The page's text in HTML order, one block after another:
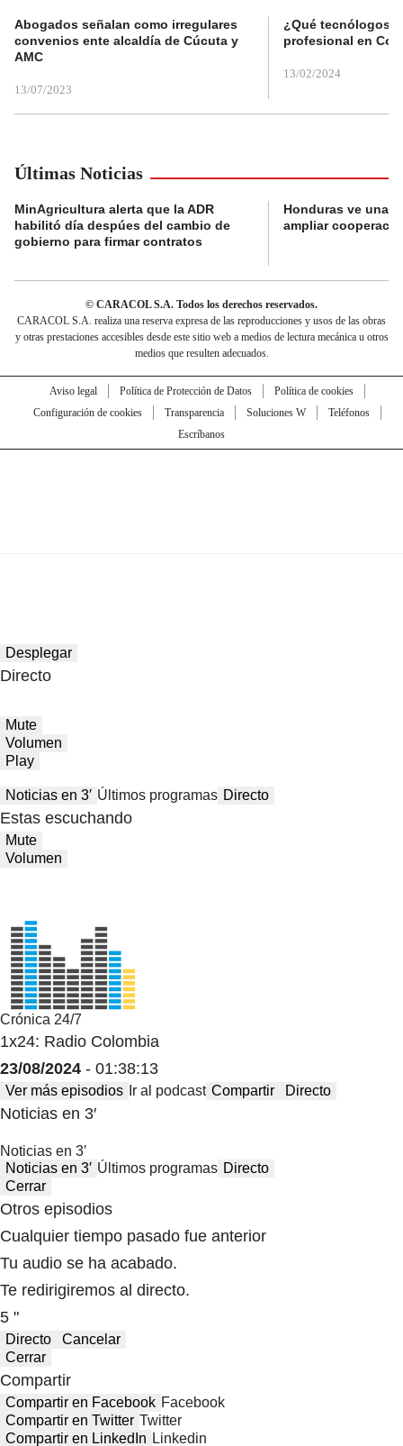
Abogados señalan como irregulares
convenios ente alcaldía de Cúcuta y
AMC
13/07/2023
¿Qué tecnólogos
profesional en
13/02/2024
Últimas Noticias
MinAgricultura alerta que la ADR
habilitó día despúes del cambio de
gobierno para firmar contratos
Honduras ve una
ampliar
© CARACOL S.A. Todos los derechos reservados.
CARACOL S.A. realiza una reserva expresa de las reproducciones y usos de las obras
y otras prestaciones accesibles desde este sitio web a medios de lectura mecánica u otros
medios que resulten adecuados.
Aviso legal Política de Protección de Datos
Política de cookies
Configuración de cookies
Transparencia Soluciones W
Teléfonos
Escríbanos
Desplegar
Directo
Mute
Volumen
Play
Noticias en 3′ Últimos programas Directo
Estas escuchando
Mute
Volumen
Crónica 24/7
1x24: Radio Colombia
23/08/2024 - 01:38:13
Ver más episodios Ir al podcast Compartir Directo
Noticias en 3′
Noticias en 3′
Noticias en 3′ Últimos programas Directo
Cerrar
Otros episodios
Cualquier tiempo pasado fue anterior
Tu audio se ha acabado.
Te redirigiremos al directo.
5 "
Directo
Cancelar
Cerrar
Compartir
Compartir en Facebook Facebook
Compartir en Twitter Twitter
Compartir en LinkedIn Linkedin